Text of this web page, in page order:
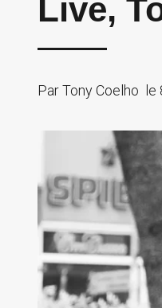
Live,
ParTony Coelho le